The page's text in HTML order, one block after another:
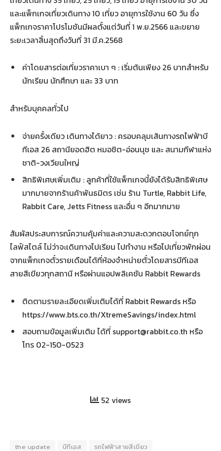
และแพ็กเกจเที่ยวเดินทาง 10 เที่ยว อายุการใช้งาน 60 วัน ซึ่ง
แพ็กเกจราคาโปรโมชันมีผลตั้งแต่วันที่ 1 พ.ย.2566 และขยาย
ระยะเวลาสิ้นสุดถึงวันที่ 31 มี.ค.2568
ค่าโดยสารต่อเที่ยวราคาเบา ๆ : เริ่มต้นเพียง 26 บาทสำหรับ
นักเรียน นักศึกษา และ 33 บาท
สำหรับบุคคลทั่วไป
จ่ายครั้งเดียว เดินทางได้ยาว : ครอบคลุมเส้นทางรถไฟฟ้าบี
ทีเอส 26 สถานียอดฮิต หมอชิต-อ่อนนุช และ สนามกีฬาแห่ง
ชาติ-วงเวียนใหญ่
สิทธิพิเศษเพิ่มเติม : ลูกค้าที่ใช้แพ็กเกจนี้ยังได้รับสิทธิพิเศษ
มากมายจากร้านค้าพันธมิตร เช่น ร้าน Turtle, Rabbit Life,
Rabbit Care, Jetts Fitness และอื่น ๆ อีกมากมาย
สัมผัสประสบการณ์ความคุ้มค่าและความสะดวกตอบโจทย์ทุก
ไลฟ์สไตล์ ไม่ว่าจะเดินทางไปเรียน ไปทำงาน หรือไปเที่ยวพักผ่อน
จากแพ็กเกจตั๋วรายเดือนได้ที่ห้องจำหน่ายตั๋วโดยสารบีทีเอส
สายสีเขียวทุกสถานี หรือผ่านแอปพลิเคชัน Rabbit Rewards
ติดตามรายละเอียดเพิ่มเติมได้ที่ Rabbit Rewards หรือ
https://www.bts.co.th/XtremeSavings/index.html
สอบถามข้อมูลเพิ่มเติม ได้ที่ support@rabbit.co.th หรือ
โทร 02-150-0523
52 views
the update บีทีเอส รถไฟฟ้าสายสีเขียว